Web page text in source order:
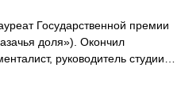
Государственной премии
доля»). Окончил
руководитель студии…